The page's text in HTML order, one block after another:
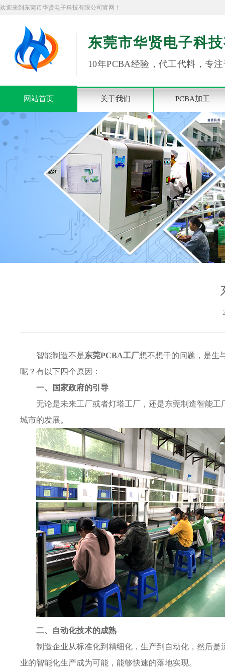
欢迎来到东莞市华贤电子科技有限公司官网！
东莞市华贤电子科
10年PCBA经验，代工代料，专
网站首页 关于我们 PCBA加工
智能制造不是东莞PCBA工厂想不想干的问题，是生
呢？有以下四个原因：
一、国家政府的引导
无论是未来工厂或者灯塔工厂，还是东莞制造智能
城市的发展。
二、自动化技术的成熟
制造企业从标准化到精细化，生产到自动化，然后
业的智能化生产成为可能，能够快速的落地实现。